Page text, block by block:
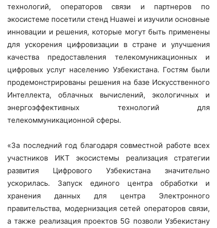
технологий, операторов связи и партнеров по
экосистеме посетили стенд Huawei и изучили основные
инновации и решения, которые могут быть применены
для ускорения цифровизации в стране и улучшения
качества предоставления телекомуникационных и
цифровых услуг населению Узбекистана. Гостям были
продемонстрированы решения на базе Искусственного
Интеллекта, облачных вычислений, экологичных и
энергоэффективных технологий для
телекоммуникационной сферы.
«За последний год благодаря совместной работе всех
участников ИКТ экосистемы реализация стратегии
развития Цифрового Узбекистана значительно
ускорилась. Запуск единого центра обработки и
хранения данных для центра Электронного
правительства, модернизация сетей операторов связи,
а также реализация проектов 5G позволи Узбекистану